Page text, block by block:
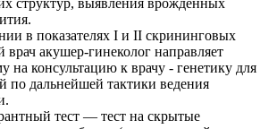
в показателях I и II скрининговых
врач акушер-гинеколог направляет
на консультацию к врачу - генетику для
по дальнейшей тактики ведения
тест — тест на скрытые